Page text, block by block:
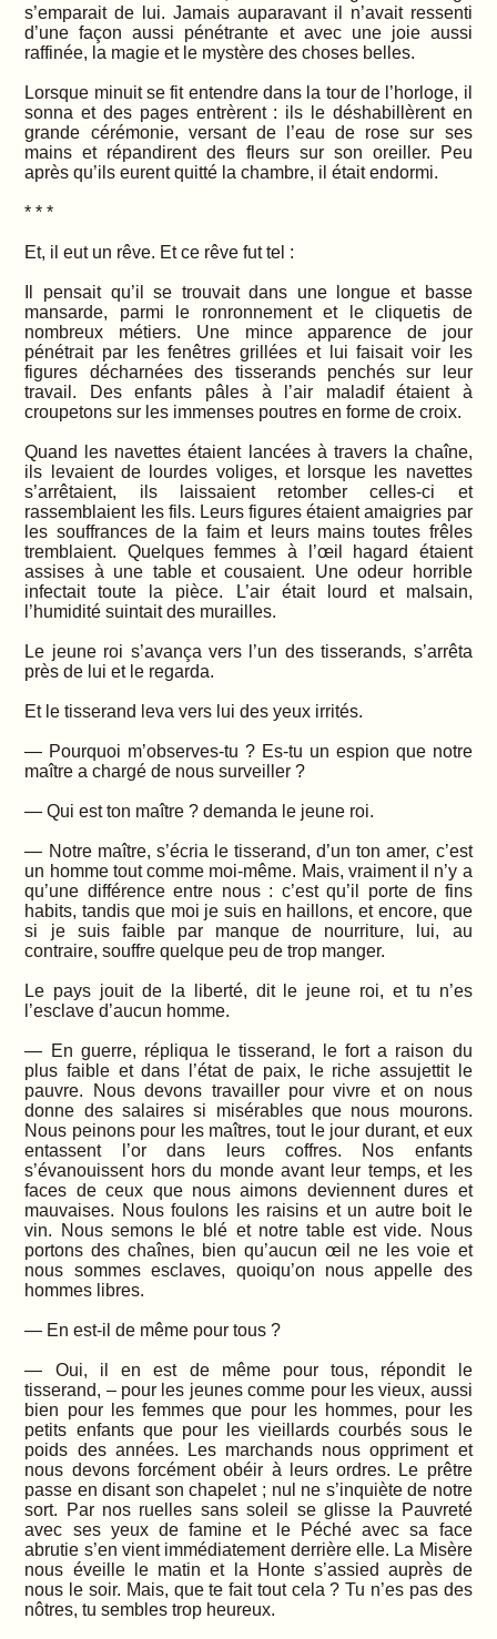
s’emparait de lui. Jamais auparavant il n’avait ressenti
d’une façon aussi pénétrante et avec une joie aussi
raffinée, la magie et le mystère des choses belles.
Lorsque minuit se fit entendre dans la tour de l’horloge, il
sonna et des pages entrèrent : ils le déshabillèrent en
grande cérémonie, versant de l’eau de rose sur ses
mains et répandirent des fleurs sur son oreiller. Peu
après qu’ils eurent quitté la chambre, il était endormi.
* * *
Et, il eut un rêve. Et ce rêve fut tel :
Il pensait qu’il se trouvait dans une longue et basse
mansarde, parmi le ronronnement et le cliquetis de
nombreux métiers. Une mince apparence de jour
pénétrait par les fenêtres grillées et lui faisait voir les
figures décharnées des tisserands penchés sur leur
travail. Des enfants pâles à l’air maladif étaient à
croupetons sur les immenses poutres en forme de croix.
Quand les navettes étaient lancées à travers la chaîne,
ils levaient de lourdes voliges, et lorsque les navettes
s’arrêtaient, ils laissaient retomber celles-ci et
rassemblaient les fils. Leurs figures étaient amaigries par
les souffrances de la faim et leurs mains toutes frêles
tremblaient. Quelques femmes à l’œil hagard étaient
assises à une table et cousaient. Une odeur horrible
infectait toute la pièce. L’air était lourd et malsain,
l’humidité suintait des murailles.
Le jeune roi s’avança vers l’un des tisserands, s’arrêta
près de lui et le regarda.
Et le tisserand leva vers lui des yeux irrités.
— Pourquoi m’observes-tu ? Es-tu un espion que notre
maître a chargé de nous surveiller ?
— Qui est ton maître ? demanda le jeune roi.
— Notre maître, s’écria le tisserand, d’un ton amer, c’est
un homme tout comme moi-même. Mais, vraiment il n’y a
qu’une différence entre nous : c’est qu’il porte de fins
habits, tandis que moi je suis en haillons, et encore, que
si je suis faible par manque de nourriture, lui, au
contraire, souffre quelque peu de trop manger.
Le pays jouit de la liberté, dit le jeune roi, et tu n’es
l’esclave d’aucun homme.
— En guerre, répliqua le tisserand, le fort a raison du
plus faible et dans l’état de paix, le riche assujettit le
pauvre. Nous devons travailler pour vivre et on nous
donne des salaires si misérables que nous mourons.
Nous peinons pour les maîtres, tout le jour durant, et eux
entassent l’or dans leurs coffres. Nos enfants
s’évanouissent hors du monde avant leur temps, et les
faces de ceux que nous aimons deviennent dures et
mauvaises. Nous foulons les raisins et un autre boit le
vin. Nous semons le blé et notre table est vide. Nous
portons des chaînes, bien qu’aucun œil ne les voie et
nous sommes esclaves, quoiqu’on nous appelle des
hommes libres.
— En est-il de même pour tous ?
— Oui, il en est de même pour tous, répondit le
tisserand, – pour les jeunes comme pour les vieux, aussi
bien pour les femmes que pour les hommes, pour les
petits enfants que pour les vieillards courbés sous le
poids des années. Les marchands nous oppriment et
nous devons forcément obéir à leurs ordres. Le prêtre
passe en disant son chapelet ; nul ne s’inquiète de notre
sort. Par nos ruelles sans soleil se glisse la Pauvreté
avec ses yeux de famine et le Péché avec sa face
abrutie s’en vient immédiatement derrière elle. La Misère
nous éveille le matin et la Honte s’assied auprès de
nous le soir. Mais, que te fait tout cela ? Tu n’es pas des
nôtres, tu sembles trop heureux.